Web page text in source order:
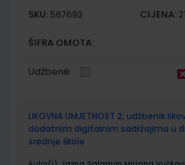
SKU: 567693 CIJENA:
ŠIFRA OMOTA:
Udžbenik
LIKOVNA UMJETNOST 2; udžbenik
dodatnim digitalnim sadržajima u
srednje škole